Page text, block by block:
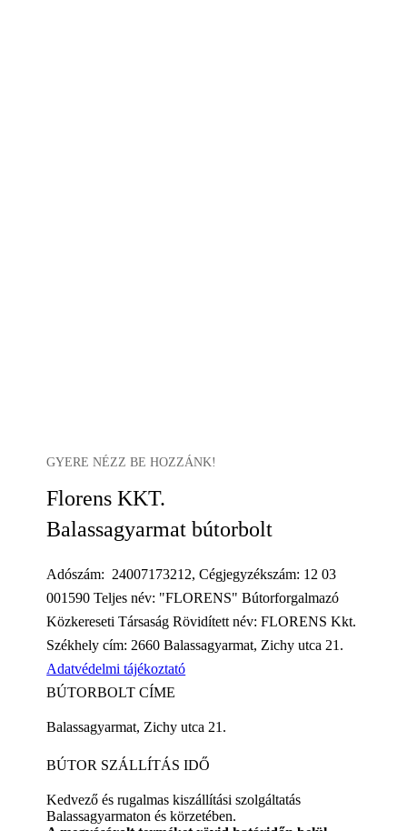
GYERE NÉZZ BE HOZZÁNK!
Florens KKT.
Balassagyarmat bútorbolt
Adószám: 24007173212, Cégjegyzékszám: 12 03
001590 Teljes név: "FLORENS" Bútorforgalmazó
Közkereseti Társaság Rövidített név: FLORENS Kkt.
Székhely cím: 2660 Balassagyarmat, Zichy utca 21.
Adatvédelmi tájékoztató
BÚTORBOLT CÍME
Balassagyarmat, Zichy utca 21.
BÚTOR SZÁLLÍTÁS IDŐ
Kedvező és rugalmas kiszállítási szolgáltatás
Balassagyarmaton és körzetében.